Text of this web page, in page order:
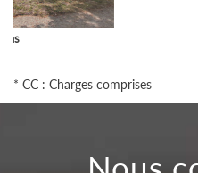
* CC : Charges comprises